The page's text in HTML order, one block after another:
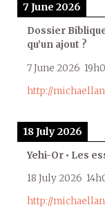
7 June 2026
Dossier
qu’un ajout ?
7 June 2026
http://
18 July 2026
Yehi-Or • Les
18 July 2026
http://